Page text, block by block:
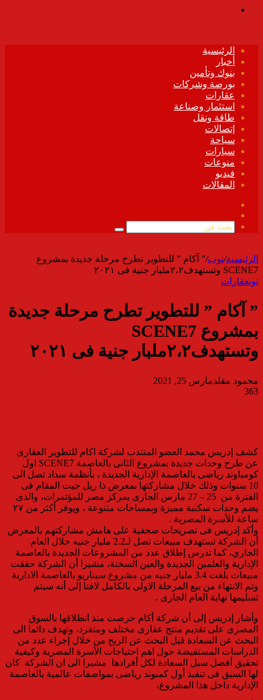
الرئيسية
أخبار
بنوك وتأمين
بورصة وشركات
عقارات
استثمار وصناعة
طاقة ونقل
إتصالات
سياحة
سيارات
منوعات
فيديو
المقالات
الموقع
بحث
الرئيسية/توب/” آكام ” للتطوير تطرح مرحلة جديدة بمشروع
SCENE7 وتستهدف٢،٢ملبار جنية فى ٢٠٢١
توبعقارات
” آكام ” للتطوير تطرح مرحلة جديدة
بمشروع SCENE7
وتستهدف٢،٢ملبار جنية فى ٢٠٢١
محمود مقلدمارس 25, 2021
363
كشف إدريس محمد العضو المنتدب لشركة اكام للتطوير العقارى
عن طرح وحدات جديدة بمشروع الثانى بالعاصمة SCENE7 اول
كومباوند رياضى بالعاصمة الإدارية الجديدة ، بأنظمة سداد تصل الى
10 سنوات وذلك خلال مشاركتها بمعرض ذا ريل جيت المقام فى
الفترة من 25 – 27 مارس الجارى بمركز مصر للمؤتمرات، والذى
يضم وحدات سكنية مميزة وبمساحات متنوعة ، ويوفر أكثر من ٢٧
ساعة للأسرة المصرية .
وأكد إدريس فى تصريحات صحفية على هامش مشاركتهم بالمعرض
أن الشركة تستهدف مبيعات تصل لـ2.2 مليار جنيه خلال العام
الجاري، كما تدرس إطلاق عدد من المشروعات الجديدة بالعاصمة
الإدارية والعلمين الجديدة والعين السخنة، مشيرا أن الشركة حققت
مبيعات بلغت 3.4 مليار جنيه من مشروع سيناريو بالعاصمة الادارية
وتم الانتهاء من بيع المرحلة الاولى بالكامل لافتا إلى أنه سيتم
تسليمها نهاية العام الجارى .
وأشار إدريس إلى أن شركة أكام حرصت منذ انطلاقها بالسوق
المصرى على تقديم منتج عقارى مختلف ومتفرد، وتهدف دائما الى
البحث عن السعادة قبل البحث عن الربح من خلال إجراء عدد من
الدراسات المستفيضة حول اهم احتياجات الأسرة المصرية وكيفية
تحقيق أفضل سبل السعادة لكل أفرادها مشيرا الى ان الشركة كان
لها السبق فى تنفيذ أول كمبوند رياضى بمواصفات عالمية بالعاصمة
الإدارية داخل هذا المشروع،